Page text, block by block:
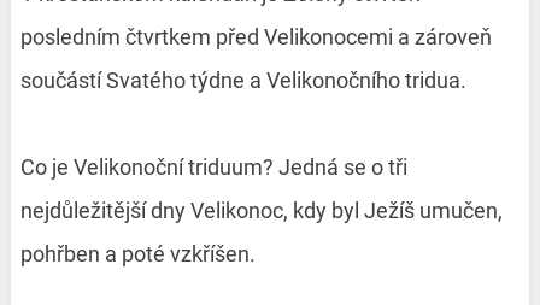
posledním čtvrtkem před Velikonocemi a zároveň
součástí Svatého týdne a Velikonočního tridua.
Co je Velikonoční triduum? Jedná se o tři
nejdůležitější dny Velikonoc, kdy byl Ježíš umučen,
pohřben a poté vzkříšen.